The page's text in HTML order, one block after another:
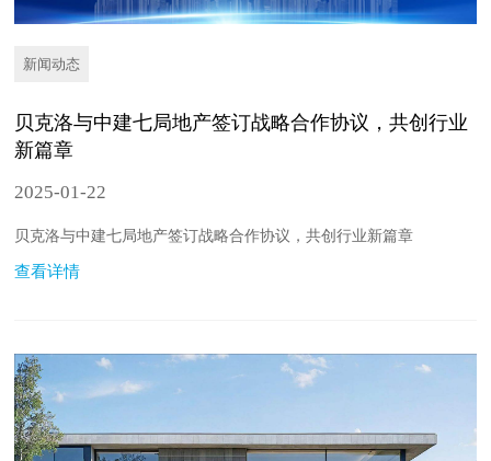
新闻动态
贝克洛与中建七局地产签订战略合作协议，共创行业
新篇章
2025-01-22
贝克洛与中建七局地产签订战略合作协议，共创行业新篇章
查看详情